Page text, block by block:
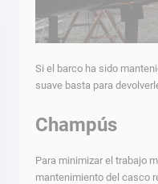
Si el barco ha sido
suave basta para
Champús
Para minimizar el trabajo
mantenimiento del casco